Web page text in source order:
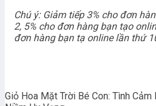
Chú ý: Giảm tiếp 3% cho đơn
2, 5% cho đơn hàng bạn tạo
đơn hàng bạn tạ online lần thứ
Giỏ Hoa Mặt Trời Bé Con: Tình